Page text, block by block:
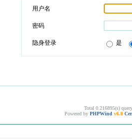
用户名
密码
隐身登录 是
Total 0.216895(s)
Powered by PHPWind v6.0